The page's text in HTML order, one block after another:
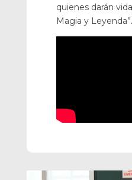
quienes darán
Magia y Leyenda”.